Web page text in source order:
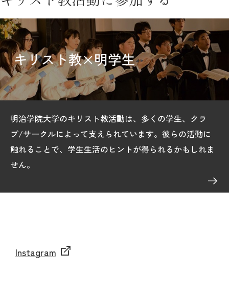
明治学院大学のキリスト教活動は、多くの学生、クラ
ブ/サークルによって支えられています。彼らの活動に
触れることで、学生生活のヒントが得られるかもしれま
せん。
Instagram